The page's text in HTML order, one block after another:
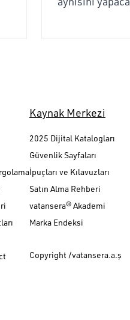
Kaynak Merkezi
2025 Dijital Katalogları
Güvenlik Sayfaları
İpuçları ve Kılavuzları
Satın Alma Rehberi
vatansera® Akademi
Marka Endeksi
Copyright /vatansera.a.ş